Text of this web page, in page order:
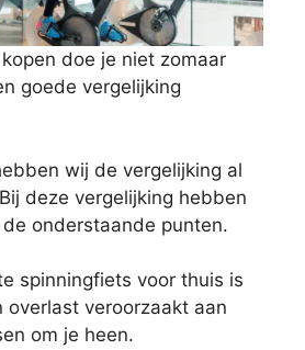
doe je niet zomaar
goede vergelijking
wij de vergelijking al
deze vergelijking hebben
onderstaande punten.
spinningfiets voor thuis is
overlast veroorzaakt aan
om je heen.